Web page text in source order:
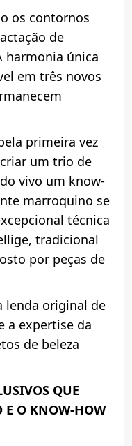
os contornos
de
harmonia única
em três novos
primeira vez
um trio de
vivo um know-
marroquino se
técnica
tradicional
por peças de
lenda original de
a expertise da
de beleza
QUE
E O KNOW-HOW